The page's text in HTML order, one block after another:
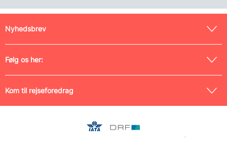
Nyhedsbrev
Følg os her:
Kom til rejseforedrag
Medlem af Danmarks Rejsebureau-Forening (nr. 0042) og